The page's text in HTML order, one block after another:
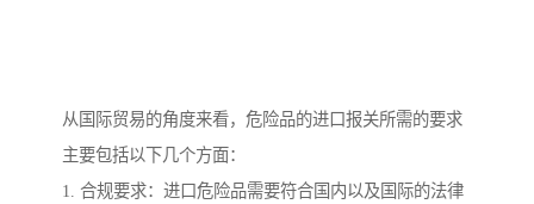
从国际贸易的角度来看，危险品的进口报关所需的要求
主要包括以下几个方面：
1. 合规要求：进口危险品需要符合国内以及国际的法律